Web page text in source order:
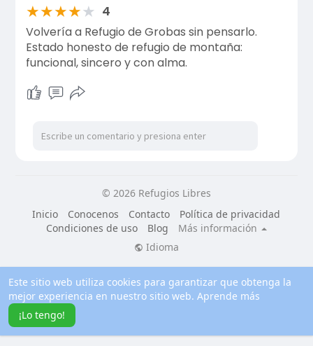
Este sitio web utiliza cookies para garantizar que obtenga la
mejor experiencia en nuestro sitio web. Aprende más
¡Lo tengo!
★★★★★ 4
Volvería a Refugio de Grobas sin pensarlo.
Estado honesto de refugio de montaña:
funcional, sincero y con alma.
© 2026 Refugios Libres
Inicio
Conocenos Contacto
Política de privacidad
Condiciones de uso
Blog
Más información
Idioma